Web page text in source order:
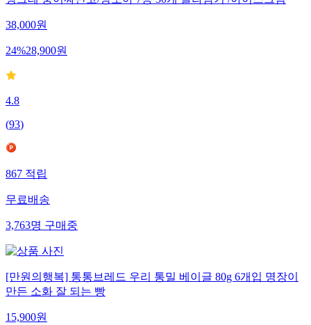
38,000원
24%28,900원
4.8
(93)
867 적립
무료배송
3,763명 구매중
[만원의행복] 통통브레드 우리 통밀 베이글 80g 6개입 명장이
만든 소화 잘 되는 빵
15,900원